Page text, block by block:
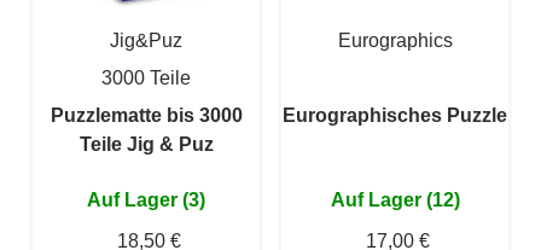
Jig&Puz
3000 Teile
Puzzlematte bis 3000
Teile Jig & Puz
Auf Lager (3)
18,50 €
Eurographics
Eurographisches Puzzle
Auf Lager (12)
17,00 €